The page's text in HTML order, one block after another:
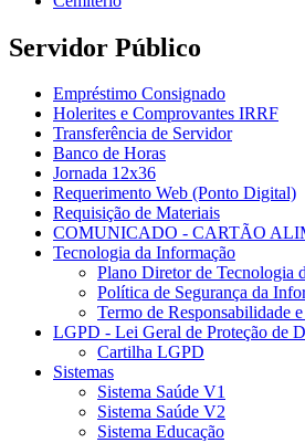
Servidor Público
Empréstimo Consignado
Holerites e Comprovantes IRRF
Transferência de Servidor
Banco de Horas
Jornada 12x36
Requerimento Web (Ponto Digital)
Requisição de Materiais
COMUNICADO - CARTÃO
Tecnologia da Informação
Plano Diretor de Tecnologia
Política de Segurança da
Termo de Responsabilidade
LGPD - Lei Geral de Proteção de
Cartilha LGPD
Sistemas
Sistema Saúde V1
Sistema Saúde V2
Sistema Educação